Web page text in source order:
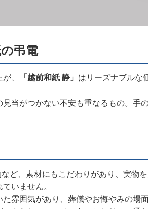
弔電
、 「越前和紙 静」 はリーズナブルな
当がつかない不安も重なるもの。手
ど、素材にもこだわりがあり、実物
いません。
雰囲気があり、葬儀やお悔やみの場